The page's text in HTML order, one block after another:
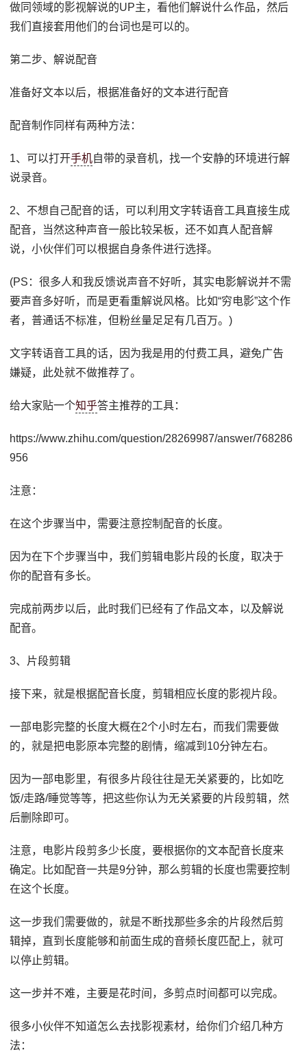
做同领域的影视解说的UP主，看他们解说什么作品，然后
我们直接套用他们的台词也是可以的。
第二步、解说配音
准备好文本以后，根据准备好的文本进行配音
配音制作同样有两种方法：
1、可以打开手机自带的录音机，找一个安静的环境进行解
说录音。
2、不想自己配音的话，可以利用文字转语音工具直接生成
配音，当然这种声音一般比较呆板，还不如真人配音解
说，小伙伴们可以根据自身条件进行选择。
(PS：很多人和我反馈说声音不好听，其实电影解说并不需
要声音多好听，而是更看重解说风格。比如“穷电影”这个作
者，普通话不标准，但粉丝量足足有几百万。)
文字转语音工具的话，因为我是用的付费工具，避免广告
嫌疑，此处就不做推荐了。
给大家贴一个知乎答主推荐的工具：
https://www.zhihu.com/question/28269987/answer/768286
956
注意：
在这个步骤当中，需要注意控制配音的长度。
因为在下个步骤当中，我们剪辑电影片段的长度，取决于
你的配音有多长。
完成前两步以后，此时我们已经有了作品文本，以及解说
配音。
3、片段剪辑
接下来，就是根据配音长度，剪辑相应长度的影视片段。
一部电影完整的长度大概在2个小时左右，而我们需要做
的，就是把电影原本完整的剧情，缩减到10分钟左右。
因为一部电影里，有很多片段往往是无关紧要的，比如吃
饭/走路/睡觉等等，把这些你认为无关紧要的片段剪辑，然
后删除即可。
注意，电影片段剪多少长度，要根据你的文本配音长度来
确定。比如配音一共是9分钟，那么剪辑的长度也需要控制
在这个长度。
这一步我们需要做的，就是不断找那些多余的片段然后剪
辑掉，直到长度能够和前面生成的音频长度匹配上，就可
以停止剪辑。
这一步并不难，主要是花时间，多剪点时间都可以完成。
很多小伙伴不知道怎么去找影视素材，给你们介绍几种方
法：